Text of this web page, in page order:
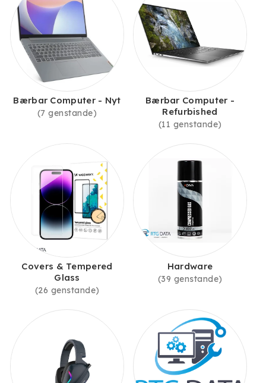
Bærbar Computer - Nyt
(7 genstande)
Bærbar Computer -
Refurbished
(11 genstande)
Covers & Tempered
Glass
(26 genstande)
Hardware
(39 genstande)